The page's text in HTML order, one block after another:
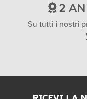
2
Su tutti i nostri